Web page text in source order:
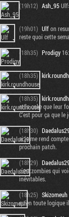
(19h12) Ash_95
(19h01) Ulfon
reste quoi cette
(18h35) Prodigy
(18h35)
(18h35)
et la coke que leur
C'est pour ça que
(18h30)
si je me rend
prochain patch.
(18h29)
c'est:zombies qui
inévitables.
(18h25) Skizomeuh
qu'en toute logique